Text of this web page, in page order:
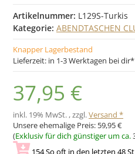
Artikelnummer: L129S-Turkis
Kategorie: ABENDTASCHEN
Knapper Lagerbestand
Lieferzeit: in 1-3 Werktagen bei
37,95 €
inkl. 19% MwSt. , zzgl.Versand *
Unsere ehemalige Preis: 59,95 €
(Exklusiv für dich günstiger um ca.
154So oft in den letzten 48